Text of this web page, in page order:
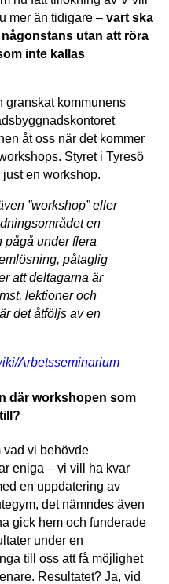
mer än tidigare – vart ska
utan att röra
inte kallas
granskat kommunens
åt oss när det kommer
Styret i Tyresö
en workshop.
”workshop” eller
en
pågå under flera
påtaglig
att deltagarna är
lektioner och
det åtföljs av en
Arbetsseminarium
där workshopen som
vad vi behövde
eniga – vi vill ha kvar
en uppdatering av
det nämndes även
gick hem och funderade
under en
till oss att få möjlighet
Resultatet? Ja, vid